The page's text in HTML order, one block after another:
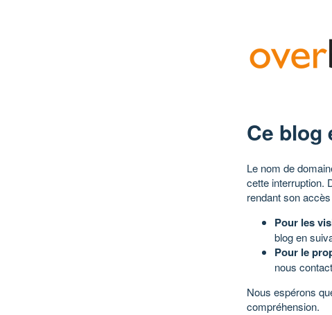
Ce blog
Le nom de
cette interruption.
rendant son
Pour les
blog en
Pour le
nous
Nous espérons
compréhension.